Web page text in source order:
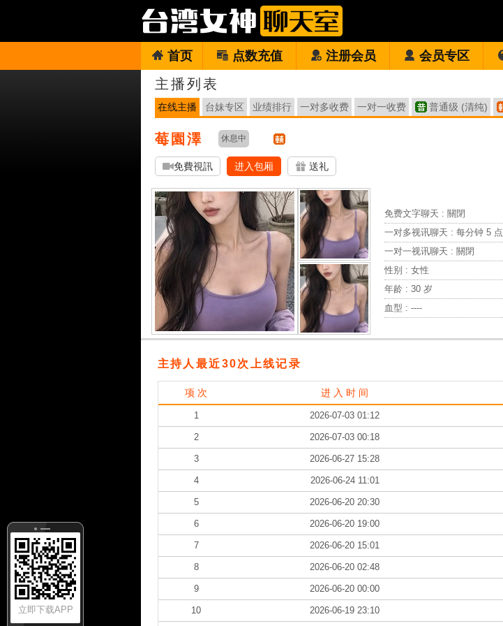
首页 点数充值 注册会员 会员专区
立即下载APP
主播列表
在线主播 台妹专区 业绩排行 一对多收费 一对一收费 普通级 (清纯)
莓園澤 休息中
免費視訊 进入包厢 送礼
免费文字聊天 : 關閉
一对多视讯聊天 : 每分钟 5 点
一对一视讯聊天 : 關閉
性别 : 女性
年龄 : 30 岁
血型 : ----
主持人最近30次上线记录
项 次 进 入 时 间
1 2026-07-03 01:12
2 2026-07-03 00:18
3 2026-06-27 15:28
4 2026-06-24 11:01
5 2026-06-20 20:30
6 2026-06-20 19:00
7 2026-06-20 15:01
8 2026-06-20 02:48
9 2026-06-20 00:00
10 2026-06-19 23:10